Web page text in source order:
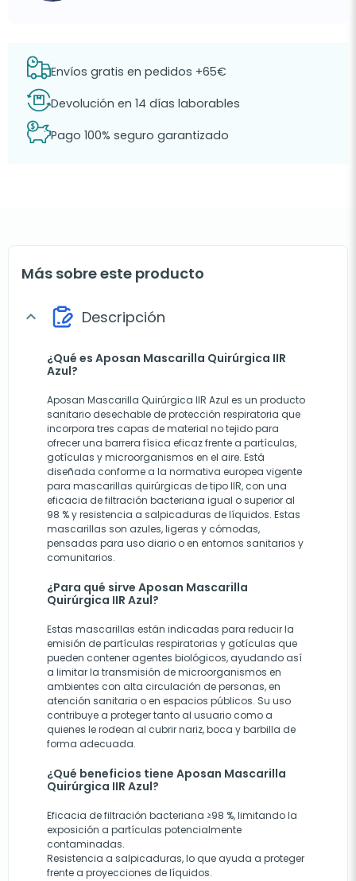
Envíos gratis en pedidos +65€
Devolución en 14 días laborables
Pago 100% seguro garantizado
Más sobre este producto
expand_more Descripción
¿Qué es Aposan Mascarilla Quirúrgica IIR
Azul?
Aposan Mascarilla Quirúrgica IIR Azul es un producto
sanitario desechable de protección respiratoria que
incorpora tres capas de material no tejido para
ofrecer una barrera física eficaz frente a partículas,
gotículas y microorganismos en el aire. Está
diseñada conforme a la normativa europea vigente
para mascarillas quirúrgicas de tipo IIR, con una
eficacia de filtración bacteriana igual o superior al
98 % y resistencia a salpicaduras de líquidos. Estas
mascarillas son azules, ligeras y cómodas,
pensadas para uso diario o en entornos sanitarios y
comunitarios.
¿Para qué sirve Aposan Mascarilla
Quirúrgica IIR Azul?
Estas mascarillas están indicadas para reducir la
emisión de partículas respiratorias y gotículas que
pueden contener agentes biológicos, ayudando así
a limitar la transmisión de microorganismos en
ambientes con alta circulación de personas, en
atención sanitaria o en espacios públicos. Su uso
contribuye a proteger tanto al usuario como a
quienes le rodean al cubrir nariz, boca y barbilla de
forma adecuada.
¿Qué beneficios tiene Aposan Mascarilla
Quirúrgica IIR Azul?
Eficacia de filtración bacteriana ≥98 %, limitando la
exposición a partículas potencialmente
contaminadas.
Resistencia a salpicaduras, lo que ayuda a proteger
frente a proyecciones de líquidos.